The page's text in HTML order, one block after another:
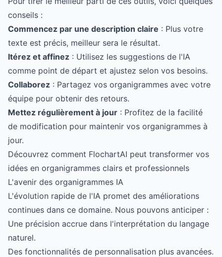
conseils :
Commencez par une description claire : Plus votre
texte est précis, meilleur sera le résultat.
Itérez et affinez : Utilisez les suggestions de l'IA
comme point de départ et ajustez selon vos besoins.
Collaborez : Partagez vos organigrammes avec votre
équipe pour obtenir des retours.
Mettez régulièrement à jour : Profitez de la facilité
de modification pour maintenir vos organigrammes à
jour.
Découvrez comment FlochartAI peut transformer vos
idées en organigrammes clairs et professionnels
L'avenir des organigrammes IA
L'évolution rapide de l'IA promet des améliorations
continues dans ce domaine. Nous pouvons anticiper :
Une précision accrue dans l'interprétation du langage
naturel.
Des fonctionnalités de personnalisation plus avancées.